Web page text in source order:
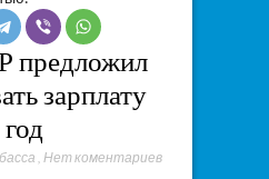
предложил
зарплату
Нет коментариев